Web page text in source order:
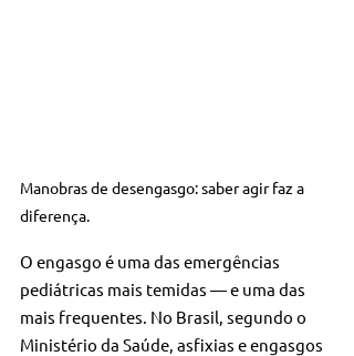
Manobras de desengasgo: saber agir faz a
diferença.
O engasgo é uma das emergências
pediátricas mais temidas — e uma das
mais frequentes. No Brasil, segundo o
Ministério da Saúde, asfixias e engasgos